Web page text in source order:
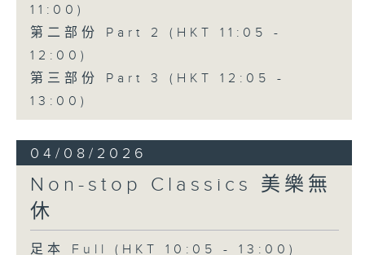
11:00)
第二部份 Part 2 (HKT 11:05 -
12:00)
第三部份 Part 3 (HKT 12:05 -
13:00)
04/08/2026
Non-stop Classics 美樂無
休
足本 Full (HKT 10:05 - 13:00)